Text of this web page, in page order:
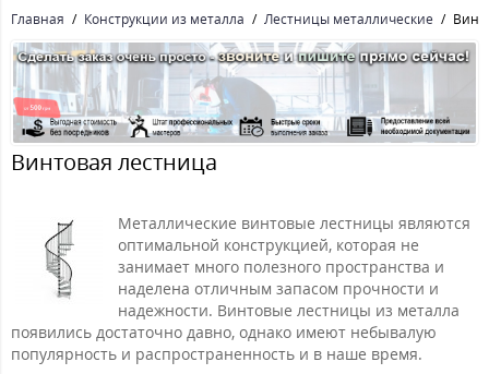
Главная Конструкции из металла Лестницы металлические
Винтовая лестница
Металлические винтовые лестницы являются
оптимальной конструкцией, которая не
занимает много полезного пространства и
наделена отличным запасом прочности и
надежности. Винтовые лестницы из металла
появились достаточно давно, однако имеют небывалую
популярность и распространенность и в наше время.